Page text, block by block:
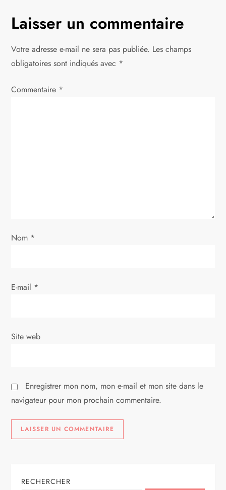
g
a
t
i
’
r
i
l
e
Laisser un commentaire
Votre adresse e-mail ne sera pas publiée. Les champs
obligatoires sont indiqués avec *
Commentaire *
Nom *
E-mail *
Site web
Enregistrer mon nom, mon e-mail et mon site dans le
navigateur pour mon prochain commentaire.
RECHERCHER